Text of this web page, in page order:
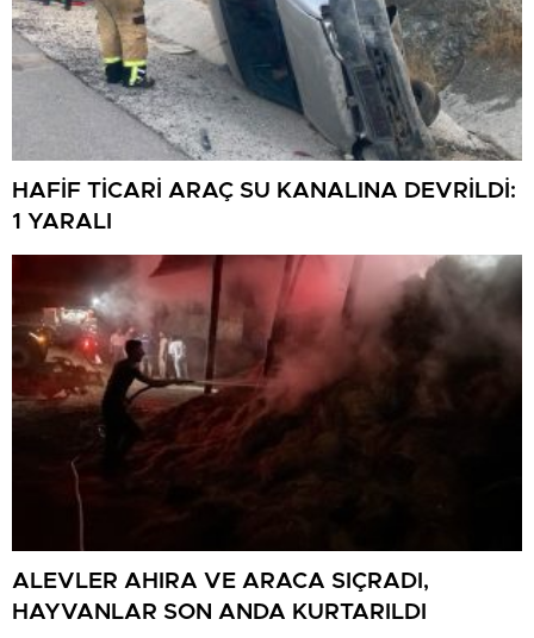
HAFİF TİCARİ ARAÇ SU KANALINA DEVRİLDİ:
1 YARALI
ALEVLER AHIRA VE ARACA SIÇRADI,
HAYVANLAR SON ANDA KURTARILDI